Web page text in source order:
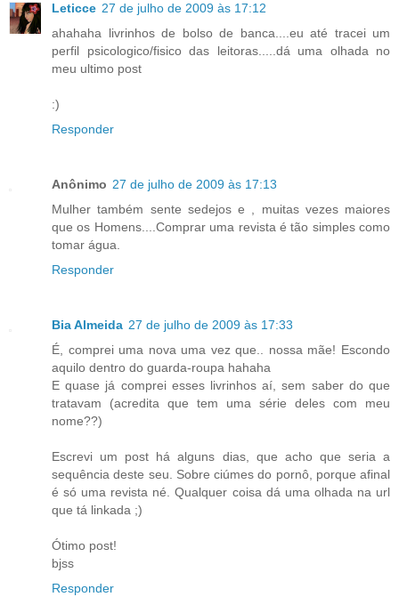
Leticce 27 de julho de 2009 às 17:12
ahahaha livrinhos de bolso de banca....eu até tracei um
perfil psicologico/fisico das leitoras.....dá uma olhada no
meu ultimo post
:)
Responder
Anônimo 27 de julho de 2009 às 17:13
Mulher também sente sedejos e , muitas vezes maiores
que os Homens....Comprar uma revista é tão simples como
tomar água.
Responder
Bia Almeida 27 de julho de 2009 às 17:33
É, comprei uma nova uma vez que.. nossa mãe! Escondo
aquilo dentro do guarda-roupa hahaha
E quase já comprei esses livrinhos aí, sem saber do que
tratavam (acredita que tem uma série deles com meu
nome??)
Escrevi um post há alguns dias, que acho que seria a
sequência deste seu. Sobre ciúmes do pornô, porque afinal
é só uma revista né. Qualquer coisa dá uma olhada na url
que tá linkada ;)
Ótimo post!
bjss
Responder